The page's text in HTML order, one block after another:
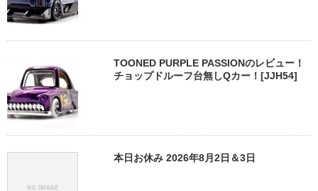
TOONED PURPLE PASSIONのレビュー！
チョップドルーフ台無しQカー！[JJH54]
本日お休み 2026年8月2日＆3日